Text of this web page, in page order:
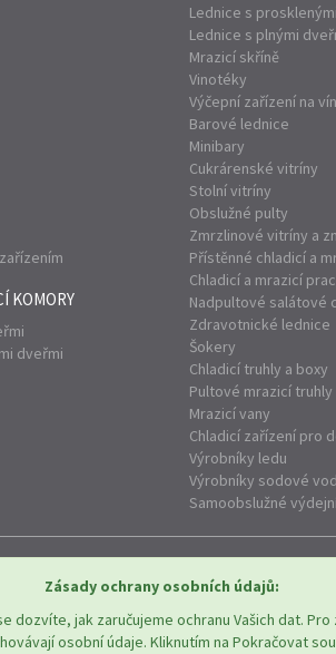
KOMORY
dveřmi
Lednice s
Lednice s plnými
Mrazicí skříně
Vinotéky
Výčepní zařízení na
Barové lednice
Minibary
Cukrárenské vitríny
Stolní vitríny
Obslužné pulty
Zmrzlinové vitríny a
Přístěnné chladicí a
Chladicí a mrazicí
Nadpultové salátové
Zdravotnické lednice
Šokery
Chladicí truhly a boxy
Pultové mrazicí truhly
Mrazicí vany
Chladicí zařízení pro
Výrobníky ledu
Výrobníky sodové
Samoobslužné
Tel. číslo: +420 544 229 478
Zásady ochrany osobních údajů:
dozvíte, jak zaručujeme ochranu Vašich dat.
osobní údaje. Kliknutím na Pokračovat